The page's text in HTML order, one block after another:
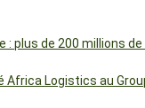
: plus de 200 millions
Africa Logistics au